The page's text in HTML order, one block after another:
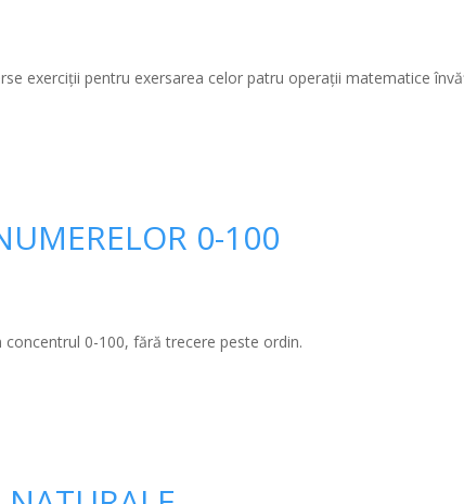
exerciţii pentru exersarea celor patru operaţii matematice
0-100
0-100, fără trecere peste ordin.